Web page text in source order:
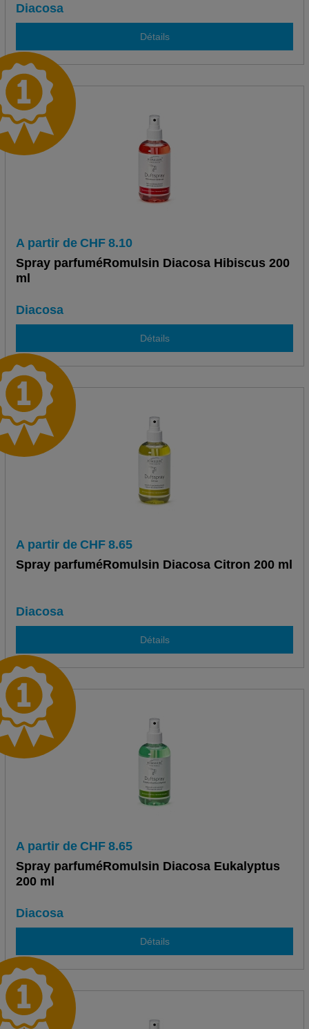
Diacosa
Détails
A partir de CHF 8.10
Spray parfuméRomulsin Diacosa Hibiscus 200
ml
Diacosa
Détails
A partir de CHF 8.65
Spray parfuméRomulsin Diacosa Citron 200 ml
Diacosa
Détails
A partir de CHF 8.65
Spray parfuméRomulsin Diacosa Eukalyptus
200 ml
Diacosa
Détails